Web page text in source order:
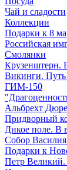
Чай и сладости
Коллекции
Подарки к 8
Российская
Смолянки
Крузенштерн.
Викинги. Путь
ГИМ-150
Альбрехт
Придворный
Дикое поле. В
Собор
Подарки к
Петр Великий.